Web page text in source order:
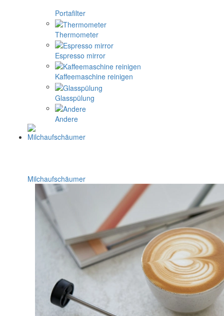
Portafilter
Thermometer
Espresso mirror
Kaffeemaschine reinigen
Glasspülung
Andere
Milchaufschäumer